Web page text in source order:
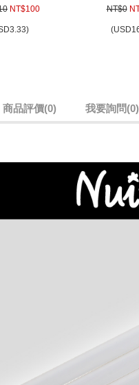
物帶 貨車拉緊
車貨物安全帶
NT$100
3.33)
袋 睡墊收納袋
NT$0
(USD
商品評價(0) 我要詢問(0)